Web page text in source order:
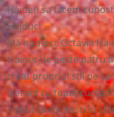
Haideti sa facem
Haiduc!
Mă numesc Octavia
trainer de peste patru
creat propriul stil pe
trei ani cu toate
trebui să-mi descriu